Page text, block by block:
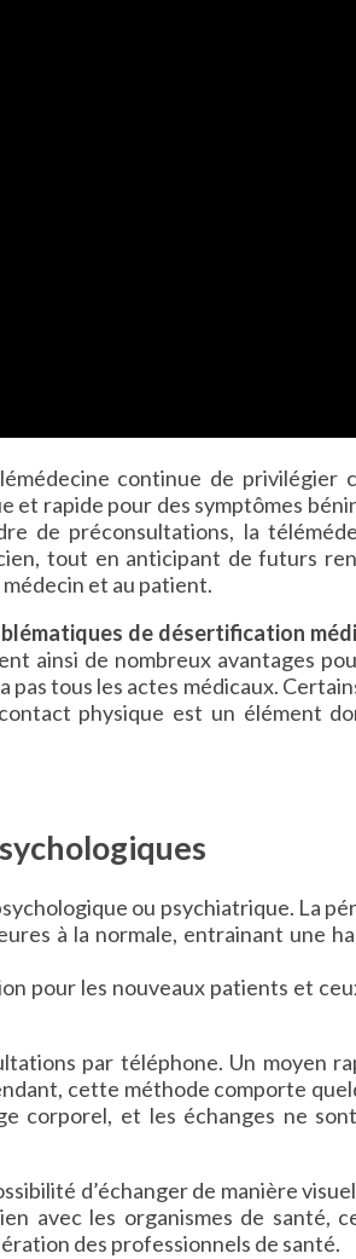
continue de privilégier
et rapide pour des symptômes
de préconsultations, la
tout en anticipant de futurs
et au patient.
de désertification
ainsi de nombreux avantages
tous les actes médicaux.
physique est un élément
ou psychiatrique. La
à la normale, entrainant une
pour les nouveaux patients et
par téléphone. Un moyen
cette méthode comporte
corporel, et les échanges ne
d’échanger de manière
avec les organismes de santé,
des professionnels de santé.